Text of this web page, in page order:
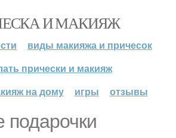
И МАКИЯЖ
виды макияжа и причесок
прически и макияж
на дому
игры отзывы